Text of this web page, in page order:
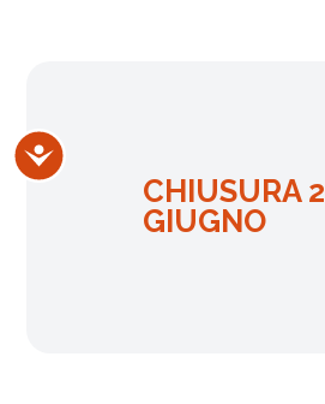
Accessibilità
CHIUSURA 2
GIUGNO